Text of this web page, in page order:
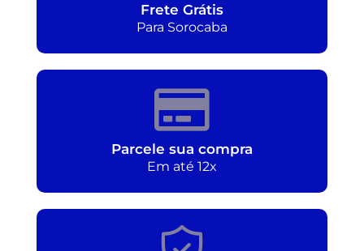
Frete Grátis
Para Sorocaba
Parcele sua compra
Em até 12x